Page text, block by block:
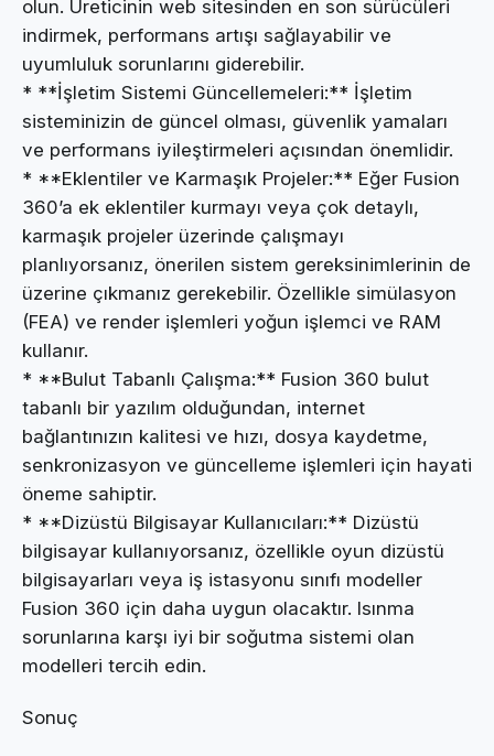
olun. Üreticinin web sitesinden en son sürücüleri
indirmek, performans artışı sağlayabilir ve
uyumluluk sorunlarını giderebilir.
* **İşletim Sistemi Güncellemeleri:** İşletim
sisteminizin de güncel olması, güvenlik yamaları
ve performans iyileştirmeleri açısından önemlidir.
* **Eklentiler ve Karmaşık Projeler:** Eğer Fusion
360’a ek eklentiler kurmayı veya çok detaylı,
karmaşık projeler üzerinde çalışmayı
planlıyorsanız, önerilen sistem gereksinimlerinin de
üzerine çıkmanız gerekebilir. Özellikle simülasyon
(FEA) ve render işlemleri yoğun işlemci ve RAM
kullanır.
* **Bulut Tabanlı Çalışma:** Fusion 360 bulut
tabanlı bir yazılım olduğundan, internet
bağlantınızın kalitesi ve hızı, dosya kaydetme,
senkronizasyon ve güncelleme işlemleri için hayati
öneme sahiptir.
* **Dizüstü Bilgisayar Kullanıcıları:** Dizüstü
bilgisayar kullanıyorsanız, özellikle oyun dizüstü
bilgisayarları veya iş istasyonu sınıfı modeller
Fusion 360 için daha uygun olacaktır. Isınma
sorunlarına karşı iyi bir soğutma sistemi olan
modelleri tercih edin.
Sonuç